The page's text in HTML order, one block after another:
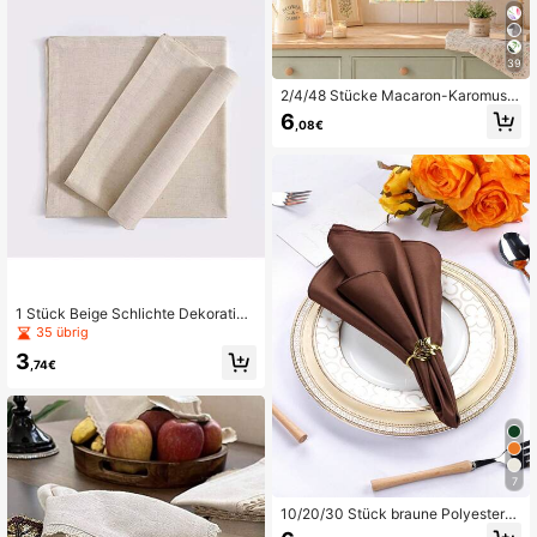
1 Stück Beige Schlichte Dekorative
Serviette Im Nordischen Stil
35 übrig
3 ,74€
39
2/4/48 Stücke Macaron-Karomuste
r-Wildblumen-Muster Küchentüche
r - Ultra weich, hochsaugfähige Pol
her, perfekt für Feiertagsdekoration,
Küchendekoration, Partydekoration
6 ,08€
7
10/20/30 Stück braune Polyesterst
off-Servietten, waschbare und wie